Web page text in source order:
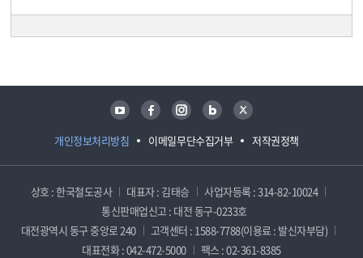
개인정보처리방침 이메일무단수집거부 저작권정책
유튜브 페이스북 인스타그램 블로그 트위터
상호 : 한국철도공사 대표자 : 김태승
사업자등록 : 314-82-10024
통신판매업신고 : 대전 동구-0233호
대전광역시 동구 중앙로 240
고객센터 : 1588-7788(이용료 : 발신자부담)
대표전화 : 042-472-5000
팩스 : 02-361-8385